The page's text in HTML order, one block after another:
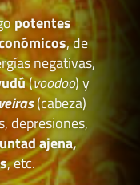
potentes
, de
negativas,
(voodoo) y
(cabeza)
depresiones,
ajena,
, etc.